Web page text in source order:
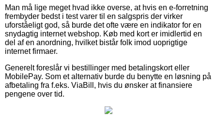
Man må lige meget hvad ikke overse, at hvis en e-forretning
frembyder bedst i test varer til en salgspris der virker
uforståeligt god, så burde det ofte være en indikator for en
snydagtig internet webshop. Køb med kort er imidlertid en
del af en anordning, hvilket bistår folk imod uoprigtige
internet firmaer.
Generelt foreslår vi bestillinger med betalingskort eller
MobilePay. Som et alternativ burde du benytte en løsning på
afbetaling fra f.eks. ViaBill, hvis du ønsker at finansiere
pengene over tid.